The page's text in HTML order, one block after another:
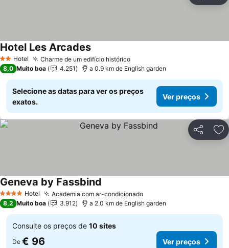
2 Estrelas
Hotel Charme de um edifício históricoVer preços
Hotel Les ArcadesVer preços
8,0 Muito boa 4.251 a 0.9 km de English garden
Selecione as datas para ver os preços
exatos.
Ver preços
Partilhar
4 EstrelasHotel Academia com ar-condicionadoVer preços
Geneva by Fassbind
8,2 Muito boa 3.912 a 2.0 km de English garden
Consulte os preços de 10 sites
De € 96 Ver preços